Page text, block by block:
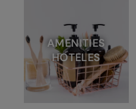
AMENITIES
HOTELES